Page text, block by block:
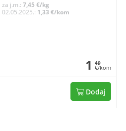
za j.m.:7,45 €/kg
02.05.2025.: 1,33 €/kom
1 49
€/kom
Dodaj